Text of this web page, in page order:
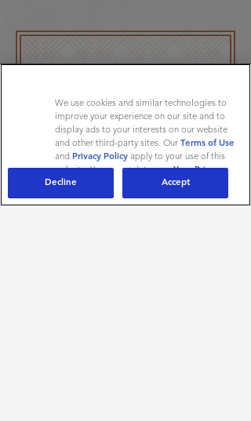
Accès membre
Si vous venez de vous inscrire, vous
devez attendre la validation de votre
We use cookies and similar technologies to
improve your experience on our site and to
display ads to your interests on our website
and other third-party sites. Our Terms of Use
and Privacy Policy apply to your use of this
website. You can update yourYour Privacy
Rights
AdChoices
Decline Accept